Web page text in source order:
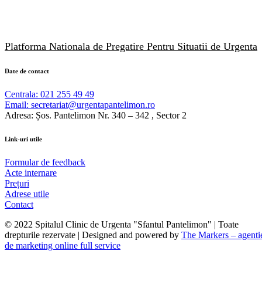
Platforma Nationala de Pregatire Pentru Situatii de Urgenta
Date de contact
Centrala: 021 255 49 49
Email: secretariat@urgentapantelimon.ro
Adresa: Șos. Pantelimon Nr. 340 – 342 , Sector 2
Link-uri utile
Formular de feedback
Acte internare
Prețuri
Adrese utile
Contact
© 2022 Spitalul Clinic de Urgenta "Sfantul Pantelimon" | Toate
drepturile rezervate | Designed and powered by The Markers –
de marketing online full service